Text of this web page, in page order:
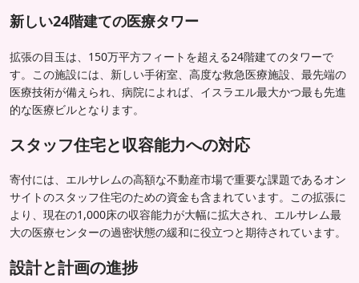
新しい24階建ての医療タワー
拡張の目玉は、150万平方フィートを超える24階建てのタワーで
す。この施設には、新しい手術室、高度な救急医療施設、最先端の
医療技術が備えられ、病院によれば、イスラエル最大かつ最も先進
的な医療ビルとなります。
スタッフ住宅と収容能力への対応
寄付には、エルサレムの高額な不動産市場で重要な課題であるオン
サイトのスタッフ住宅のための資金も含まれています。この拡張に
より、現在の1,000床の収容能力が大幅に拡大され、エルサレム最
大の医療センターの過密状態の緩和に役立つと期待されています。
設計と計画の進捗